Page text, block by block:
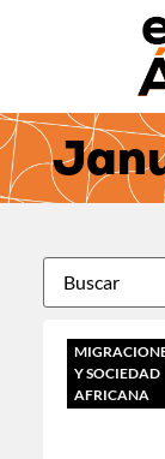
Y SOCIEDAD
AFRICANA